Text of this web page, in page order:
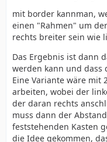
mit border kannman,
einen "Rahmen" um
rechts breiter sein wie
Das Ergebnis ist dann
werden kann und dass
Eine Variante wäre mit
arbeiten, wobei der
der daran rechts
muss dann der
feststehenden Kasten
die Idee gekommen,